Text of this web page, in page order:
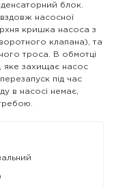
блок.
насосної
кришка насоса з
клапана), та
троса. В обмотці
яке захищає насос
під час
в насосі немає,